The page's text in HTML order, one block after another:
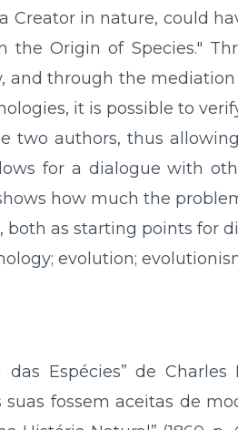
Creator in nature, could
the Origin of Species."
through the mediation
it is possible to
two authors, thus
for a dialogue with
how much the
as starting points for
evolution;
Espécies” de
fossem aceitas de